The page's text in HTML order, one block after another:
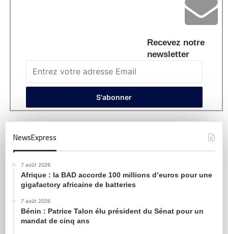
Recevez notre
newsletter
NewsExpress
7 août 2026
Afrique : la BAD accorde 100 millions d’euros pour une
gigafactory africaine de batteries
7 août 2026
Bénin : Patrice Talon élu président du Sénat pour un
mandat de cinq ans